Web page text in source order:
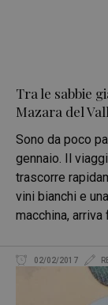
Tra le sabbie
Mazara del
Sono da poco
gennaio. Il
trascorre
vini bianchi e
macchina,
02/02/2017